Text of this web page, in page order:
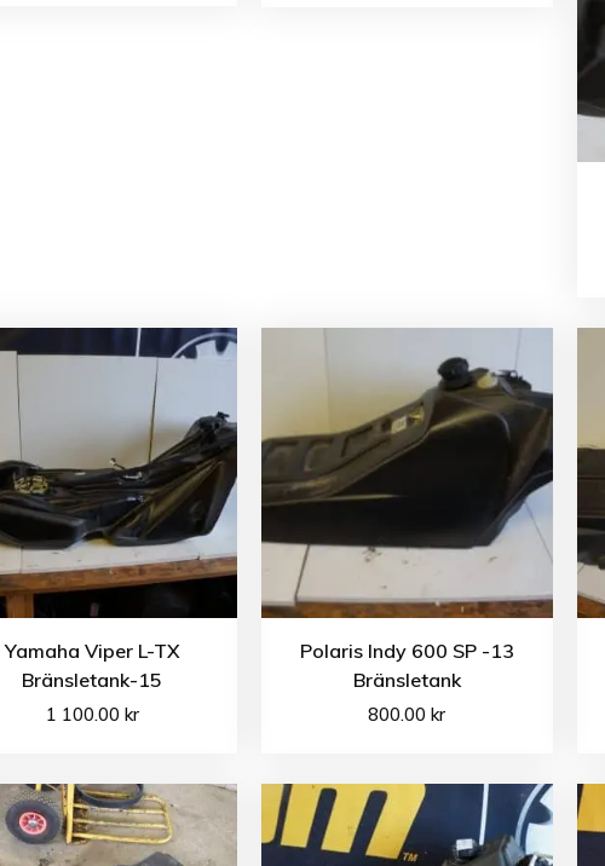
Yamaha Viper L-TX
Bränsletank-15
1 100.00 kr
Polaris Indy 600 SP -13
Bränsletank
800.00kr